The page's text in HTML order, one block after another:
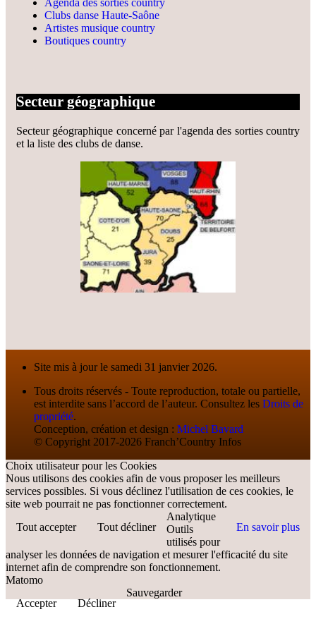
Clubs danse Haute-Saône
Artistes musique country
Boutiques country
Secteur géographique
Secteur géographique concerné par l'agenda des sorties country
et la liste des clubs de danse.
Site mis à jour le samedi 31 janvier 2026.
Tous droits réservés - Toute reproduction, totale ou partielle,
est interdite sans l’accord de l’auteur. Consultez les Droits de
propriété.
Conception, création et design : Michel Bavard
© Copyright 2017-2026 Franch’Country Infos
Choix utilisateur pour les Cookies
Nous utilisons des cookies afin de vous proposer les meilleurs
services possibles. Si vous déclinez l'utilisation de ces cookies, le
site web pourrait ne pas fonctionner correctement.
Tout accepter
Tout décliner En savoir plus
Analytique
Outils
utilisés pour
analyser les données de navigation et mesurer l'efficacité du site
internet afin de comprendre son fonctionnement.
Matomo
Accepter
Décliner
Sauvegarder